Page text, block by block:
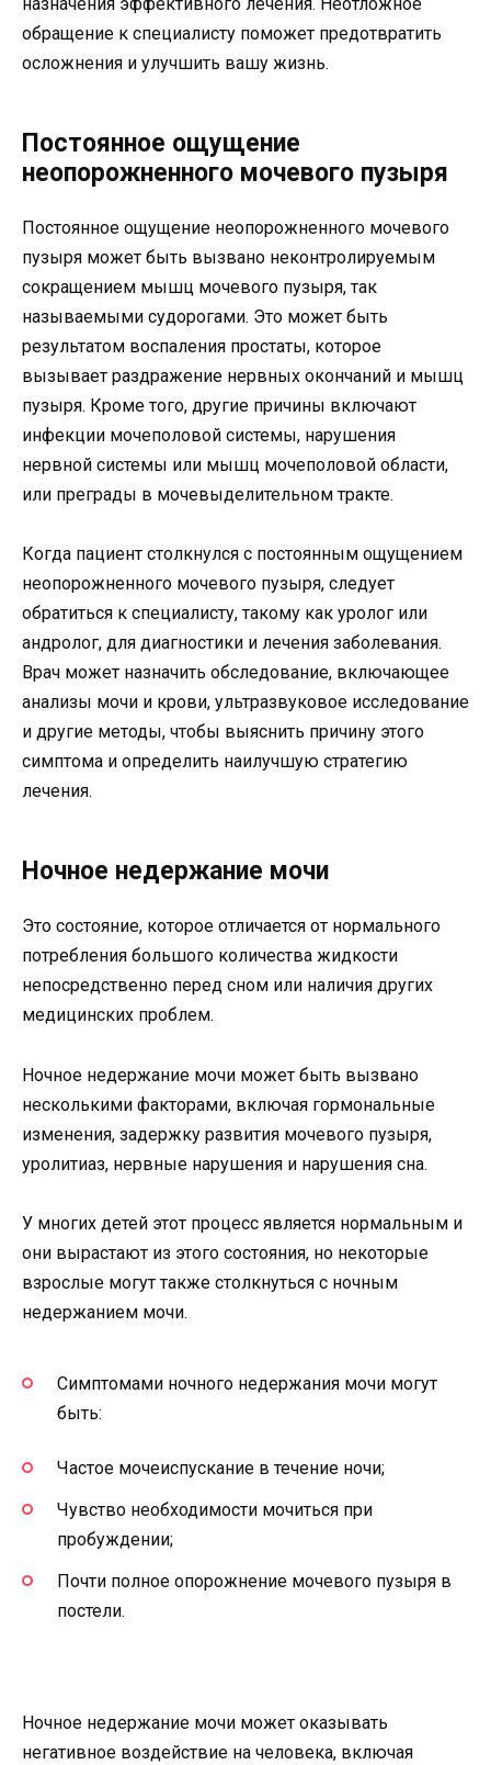
обращение к специалисту поможет предотвратить
осложнения и улучшить вашу жизнь.
Постоянное ощущение
неопорожненного мочевого пузыря
Постоянное ощущение неопорожненного мочевого
пузыря может быть вызвано неконтролируемым
сокращением мышц мочевого пузыря, так
называемыми судорогами. Это может быть
результатом воспаления простаты, которое
вызывает раздражение нервных окончаний и мышц
пузыря. Кроме того, другие причины включают
инфекции мочеполовой системы, нарушения
нервной системы или мышц мочеполовой области,
или преграды в мочевыделительном тракте.
Когда пациент столкнулся с постоянным ощущением
неопорожненного мочевого пузыря, следует
обратиться к специалисту, такому как уролог или
андролог, для диагностики и лечения заболевания.
Врач может назначить обследование, включающее
анализы мочи и крови, ультразвуковое исследование
и другие методы, чтобы выяснить причину этого
симптома и определить наилучшую стратегию
лечения.
Ночное недержание мочи
Это состояние, которое отличается от нормального
потребления большого количества жидкости
непосредственно перед сном или наличия других
медицинских проблем.
Ночное недержание мочи может быть вызвано
несколькими факторами, включая гормональные
изменения, задержку развития мочевого пузыря,
уролитиаз, нервные нарушения и нарушения сна.
У многих детей этот процесс является нормальным и
они вырастают из этого состояния, но некоторые
взрослые могут также столкнуться с ночным
недержанием мочи.
Симптомами ночного недержания мочи могут
быть:
Частое мочеиспускание в течение ночи;
Чувство необходимости мочиться при
пробуждении;
Почти полное опорожнение мочевого пузыря в
постели.
Ночное недержание мочи может оказывать
негативное воздействие на человека, включая